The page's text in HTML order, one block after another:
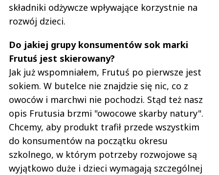
składniki odżywcze wpływające korzystnie na
rozwój dzieci.
Do jakiej grupy konsumentów sok marki
Frutuś jest skierowany?
Jak już wspomniałem, Frutuś po pierwsze jest
sokiem. W butelce nie znajdzie się nic, co z
owoców i marchwi nie pochodzi. Stąd też nasz
opis Frutusia brzmi "owocowe skarby natury".
Chcemy, aby produkt trafił przede wszystkim
do konsumentów na początku okresu
szkolnego, w którym potrzeby rozwojowe są
wyjątkowo duże i dzieci wymagają szczególnej